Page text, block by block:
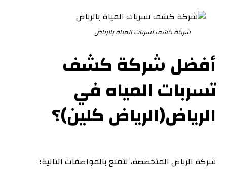
شركة كشف تسربات المياة بالرياض
أفضل شركة كشف
تسربات المياه في
الرياض(الرياض كلين)؟
شركة الرياض المتخصصة، تتمتع بالمواصفات التالية: